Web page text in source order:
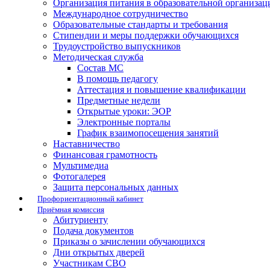
Организация питания в образовательной
Международное сотрудничество
Образовательные стандарты и требования
Стипендии и меры поддержки обучающихся
Трудоустройство выпускников
Методическая служба
Состав МС
В помощь педагогу
Аттестация и повышение квалификации
Предметные недели
Открытые уроки: ЭОР
Электронные порталы
График взаимопосещения занятий
Наставничество
Финансовая грамотность
Мультимедиа
Фотогалерея
Защита персональных данных
Профориентационный кабинет
Приёмная комиссия
Абитуриенту
Подача документов
Приказы о зачислении обучающихся
Дни открытых дверей
Участникам СВО